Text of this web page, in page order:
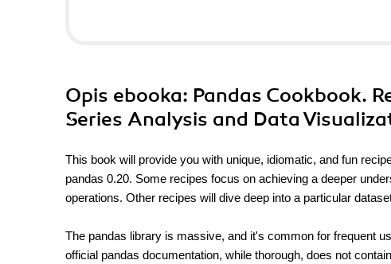
Opis ebooka: Pandas Cookbook.
Series Analysis and Data
This book will provide you with unique, idiomatic, and fun
pandas 0.20. Some recipes focus on achieving a deeper
operations. Other recipes will dive deep into a particular
The pandas library is massive, and it's common for frequent
official pandas documentation, while thorough, does not